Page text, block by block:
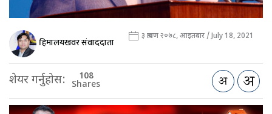
हिमालयखवर संवाददाता ३ श्रावण २०७८, आइतबार / July 18, 2021
शेयर गर्नुहोस: 108
Shares